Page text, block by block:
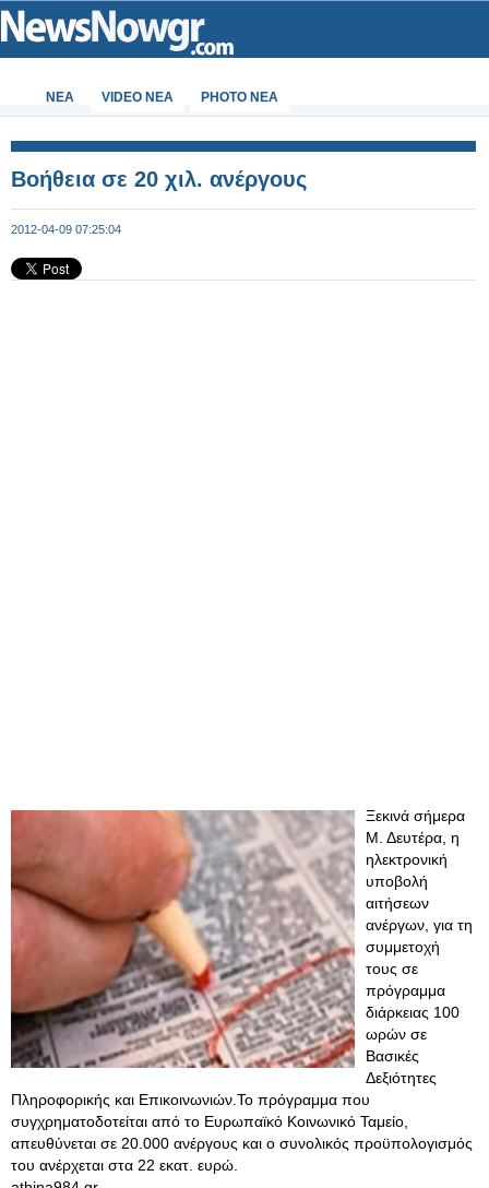
ΝΕΑ VIDEO NEA PHOTO NEA
Βοήθεια σε 20 χιλ. ανέργους
2012-04-09 07:25:04
Ξεκινά σήμερα
Μ. Δευτέρα, η
ηλεκτρονική
υποβολή
αιτήσεων
ανέργων, για τη
συμμετοχή
τους σε
πρόγραμμα
διάρκειας 100
ωρών σε
Βασικές
Δεξιότητες
Πληροφορικής και Επικοινωνιών.Το πρόγραμμα που
συγχρηματοδοτείται από το Ευρωπαϊκό Κοινωνικό Ταμείο,
απευθύνεται σε 20.000 ανέργους και ο συνολικός προϋπολογισμός
του ανέρχεται στα 22 εκατ. ευρώ.